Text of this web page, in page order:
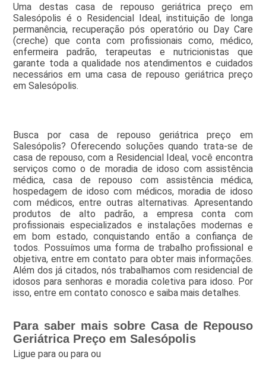
Uma destas casa de repouso geriátrica preço em
Salesópolis é o Residencial Ideal, instituição de longa
permanência, recuperação pós operatório ou Day Care
(creche) que conta com profissionais como, médico,
enfermeira padrão, terapeutas e nutricionistas que
garante toda a qualidade nos atendimentos e cuidados
necessários em uma casa de repouso geriátrica preço
em Salesópolis.
Busca por casa de repouso geriátrica preço em
Salesópolis? Oferecendo soluções quando trata-se de
casa de repouso, com a Residencial Ideal, você encontra
serviços como o de moradia de idoso com assistência
médica, casa de repouso com assistência médica,
hospedagem de idoso com médicos, moradia de idoso
com médicos, entre outras alternativas. Apresentando
produtos de alto padrão, a empresa conta com
profissionais especializados e instalações modernas e
em bom estado, conquistando então a confiança de
todos. Possuímos uma forma de trabalho profissional e
objetiva, entre em contato para obter mais informações.
Além dos já citados, nós trabalhamos com residencial de
idosos para senhoras e moradia coletiva para idoso. Por
isso, entre em contato conosco e saiba mais detalhes.
Para saber mais sobre Casa de Repouso
Geriátrica Preço em Salesópolis
Ligue paraou paraou